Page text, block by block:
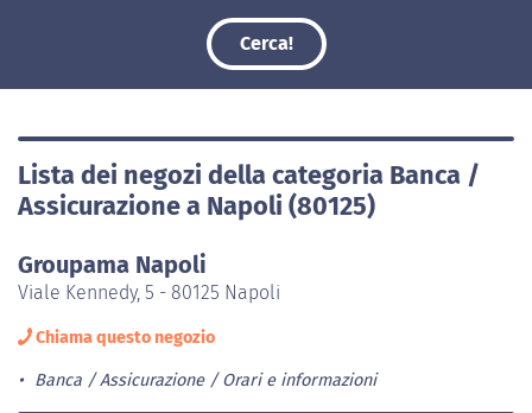
Cerca!
Lista dei negozi della categoria Banca /
Assicurazione a Napoli (80125)
Groupama Napoli
Viale Kennedy, 5 - 80125 Napoli
Chiama questo negozio
Banca / Assicurazione Orari e informazioni